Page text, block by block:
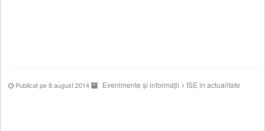
Publicat pe 8 august 2014 Evenimente și informații ISE in actualitate